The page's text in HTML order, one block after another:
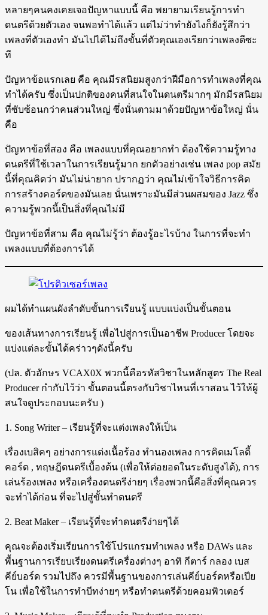
หลายๆคนคงเคยเจอปัญหาแบบนี้ คือ พยายามเรียนรู้การทำ
ดนตรีด้วยตัวเอง จนพอทำได้แล้ว แต่ไม่ว่าทำยังไงก็ยังรู้สึกว่า
เพลงที่ตัวเองทำ มันไปได้ไม่ถึงขั้นที่ตัวคุณเองเรียกว่าเพลงดีซะ
ที
ปัญหาข้อแรกเลย คือ คุณมีรสนิยมสูงกว่าฝีมือการทำเพลงที่คุณ
ทำได้ครับ ซึ่งเป็นปกติของคนที่สนใจในดนตรีมากๆ มักมีรสนิยม
ที่ซับซ้อนกว่าคนส่วนใหญ่ ซึ่งนั่นตามมาด้วยปัญหาข้อใหญ่ นั่น
คือ
ปัญหาข้อที่สอง คือ เพลงแบบที่คุณอยากทำ ต้องใช้ความรู้ทาง
ดนตรีที่ใช้เวลาในการเรียนรู้มาก ยกตัวอย่างเช่น เพลง pop สมัย
นี้ที่คุณคิดว่า มันไม่น่ายาก ปรากฏว่า คุณไม่เข้าใจวิธีการคิด
การสร้างคอร์ดของมันเลย นั่นเพราะมันมีส่วนผสมของ Jazz ซึ่ง
ความรู้พวกนี้เป็นสิ่งที่คุณไม่มี
ปัญหาข้อที่สาม คือ คุณไม่รู้ว่า ต้องรู้อะไรบ้าง ในการที่จะทำ
เพลงแบบที่ต้องการได้
ผมได้ทำแผนผังลำดับขั้นการเรียนรู้ แบบแบ่งเป็นขั้นตอน
ของเส้นทางการเรียนรู้ เพื่อไปสู่การเป็นอาชีพ Producer โดยจะ
แบ่งแต่ละขั้นได้คร่าวๆดังนี้ครับ
(ปล. ตัวอักษร VCAX0X พวกนี้คือรหัสวิชาในหลักสูตร The Real
Producer กำกับไว้ว่า ขั้นตอนนี้ตรงกับวิชาไหนที่เราสอน ไว้ให้ผู้
สนใจดูประกอบนะครับ )
1. Song Writer – เรียนรู้ที่จะแต่งเพลงให้เป็น
เรื่องเบสิคๆ อย่างการแต่งเนื้อร้อง ทำนองเพลง การคิดเมโลดี้
คอร์ด , ทฤษฎีดนตรีเบื้องต้น (เพื่อให้ต่อยอดในระดับสูงได้), การ
เล่นร้องเพลง หรือเครื่องดนตรีง่ายๆ เรื่องพวกนี้คือสิ่งที่คุณควร
จะทำได้ก่อน ที่จะไปสู่ขั้นทำดนตรี
2. Beat Maker – เรียนรู้ที่จะทำดนตรีง่ายๆได้
คุณจะต้องเริ่มเรียนการใช้โปรแกรมทำเพลง หรือ DAWs และ
พื้นฐานการเรียบเรียงดนตรีเครื่องต่างๆ อาทิ กีตาร์ กลอง เบส
คีย์บอร์ด รวมไปถึง ควรมีพื้นฐานของการเล่นคีย์บอร์ดหรือเปีย
โน เพื่อใช้ในการทำบีทง่ายๆ หรือทำดนตรีด้วยคอมพิวเตอร์